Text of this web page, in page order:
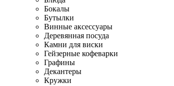
Бокалы
Бутылки
Винные аксессуары
Деревянная посуда
Камни для виски
Гейзерные кофеварки
Графины
Декантеры
Кружки